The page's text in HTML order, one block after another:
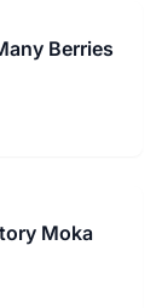
Berries